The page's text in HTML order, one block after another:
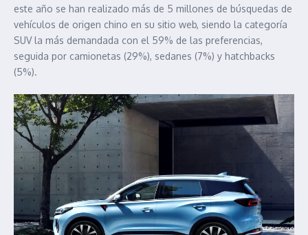
este año se han realizado más de 5 millones de búsquedas de
vehículos de origen chino en su sitio web, siendo la categoría
SUV la más demandada con el 59% de las preferencias,
seguida por camionetas (29%), sedanes (7%) y hatchbacks
(5%).